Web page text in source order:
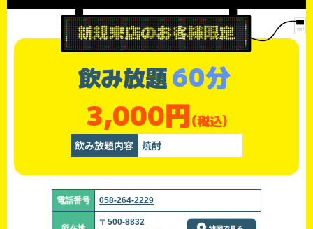
飲み放題60分
3,000円(税込)
飲み放題内容 焼酎
電話番号 058-264-2229
〒500-8832